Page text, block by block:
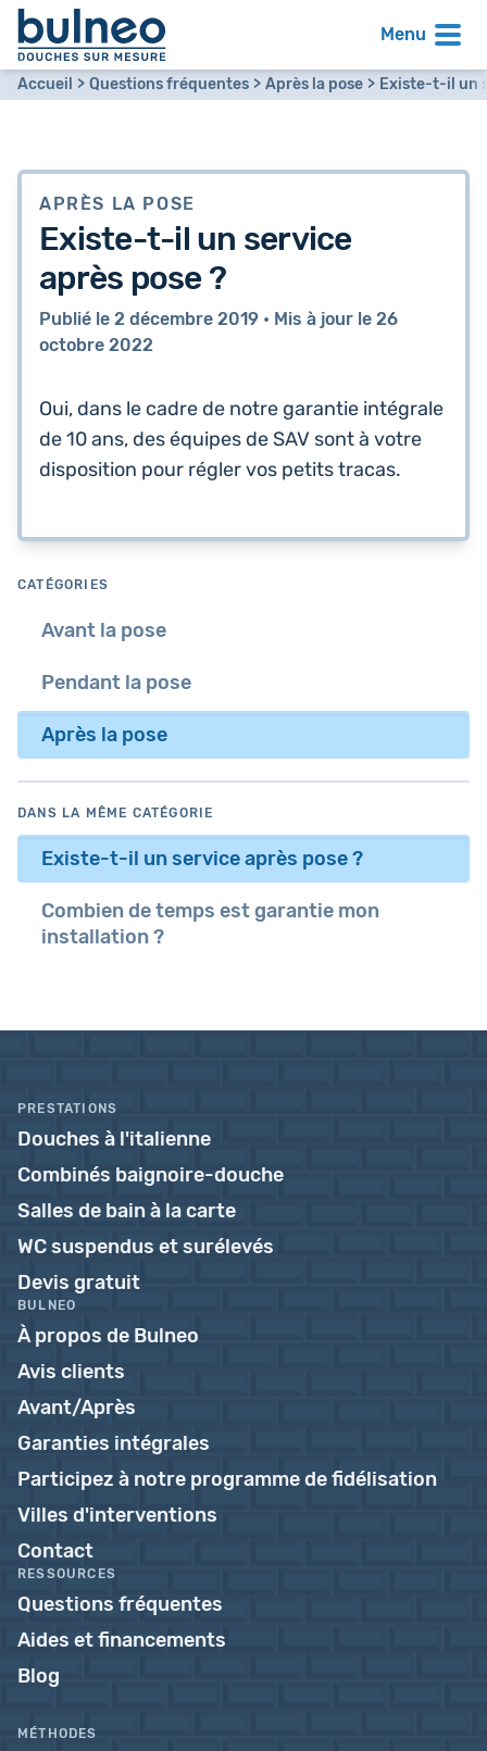
Menu
Accueil Questions fréquentes Après la pose Existe-t-il un
CATÉGORIES
Avant la pose
Pendant la pose
Après la pose
DANS LA MÊME CATÉGORIE
Existe-t-il un service après pose ?
Combien de temps est garantie mon
installation ?
APRÈS LA POSE
Existe-t-il un service
après pose ?
Publié le 2 décembre 2019 • Mis à jour le 26
octobre 2022
Oui, dans le cadre de notre garan­tie inté­grale
de 10 ans, des équipes de SAV sont à votre
dis­po­si­tion pour régler vos petits tracas.
PRESTATIONS
Douches à l'italienne
Combinés baignoire-douche
Salles de bain à la carte
WC suspendus et surélevés
Devis gratuit
BULNEO
À propos de Bulneo
Avis clients
Avant/Après
Garanties intégrales
Participez à notre programme de fidélisation
Villes d'interventions
Contact
RESSOURCES
Questions fréquentes
Aides et financements
Blog
MÉTHODES